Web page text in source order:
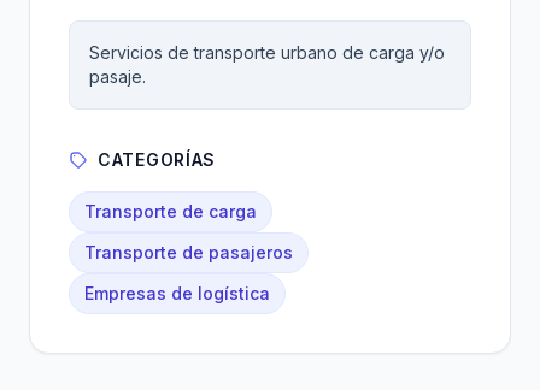
Servicios de transporte urbano de carga y/o
pasaje.
CATEGORÍAS
Transporte de carga
Transporte de pasajeros
Empresas de logística